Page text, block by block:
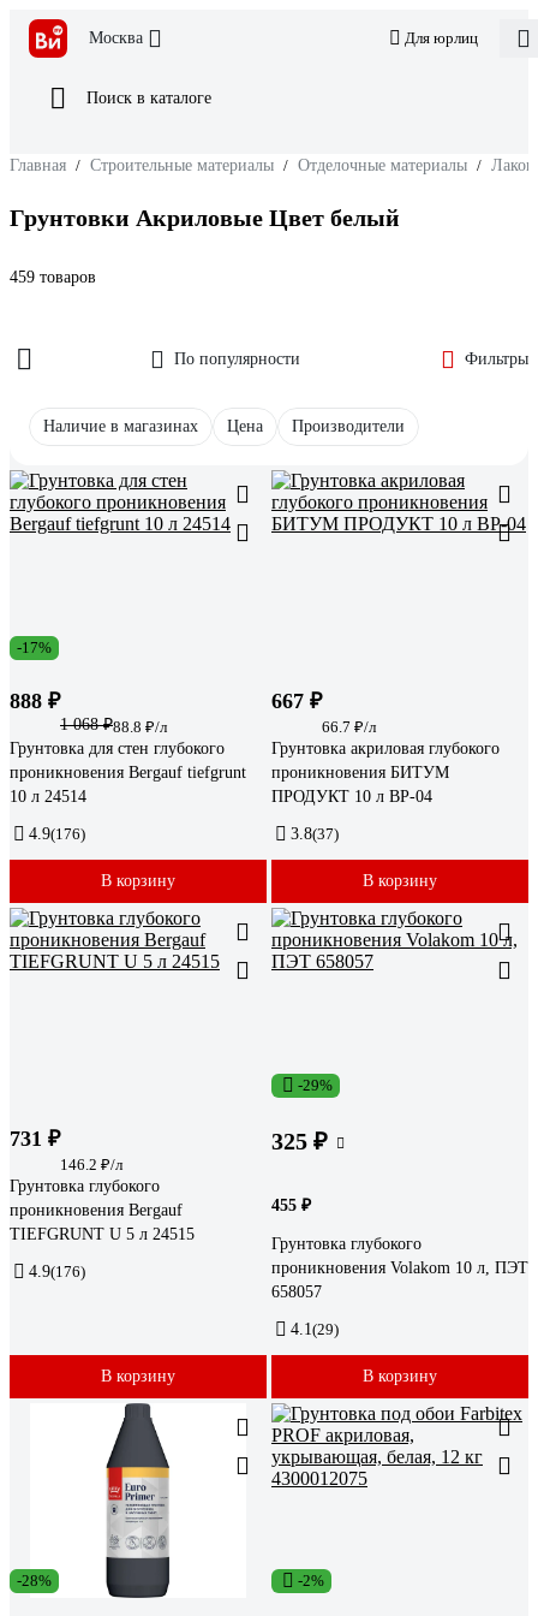
Москва Для юрлиц
Поиск в каталоге
Главная / Строительные материалы / Отделочные материалы /
Грунтовки Акриловые Цвет белый
459 товаров
По популярности Фильтры
Наличие в магазинах Цена Производители
-17%
888 ₽
1 068 ₽88.8 ₽/л
Грунтовка для стен глубокого
проникновения Bergauf tiefgrunt
10 л 24514
4.9(176)
В корзину
667 ₽
66.7 ₽/л
Грунтовка акриловая глубокого
проникновения БИТУМ
ПРОДУКТ 10 л BP-04
3.8(37)
В корзину
731 ₽
146.2 ₽/л
Грунтовка глубокого
проникновения Bergauf
TIEFGRUNT U 5 л 24515
4.9(176)
В корзину
-29%
325 ₽
455 ₽
Грунтовка глубокого
проникновения Volakom 10 л, ПЭТ
658057
4.1 (29)
В корзину
-28% -2%